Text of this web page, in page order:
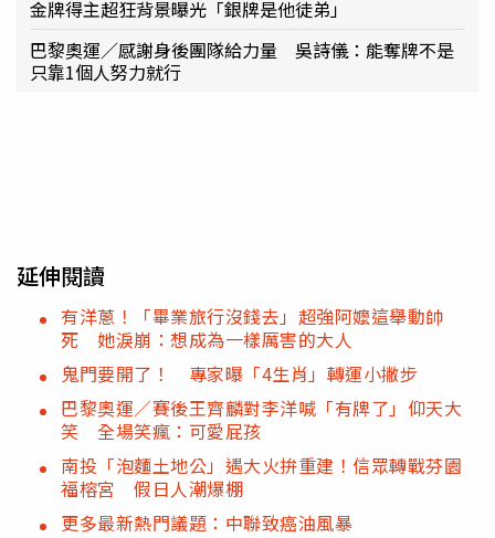
金牌得主超狂背景曝光「銀牌是他徒弟」
巴黎奧運／感謝身後團隊給力量 吳詩儀：能奪牌不是
只靠1個人努力就行
延伸閱讀
有洋蔥！「畢業旅行沒錢去」超強阿嬤這舉動帥
死 她淚崩：想成為一樣厲害的大人
鬼門要開了！ 專家曝「4生肖」轉運小撇步
巴黎奧運／賽後王齊麟對李洋喊「有牌了」仰天大
笑 全場笑瘋：可愛屁孩
南投「泡麵土地公」遇大火拚重建！信眾轉戰芬園
福榕宮 假日人潮爆棚
更多最新熱門議題：中聯致癌油風暴